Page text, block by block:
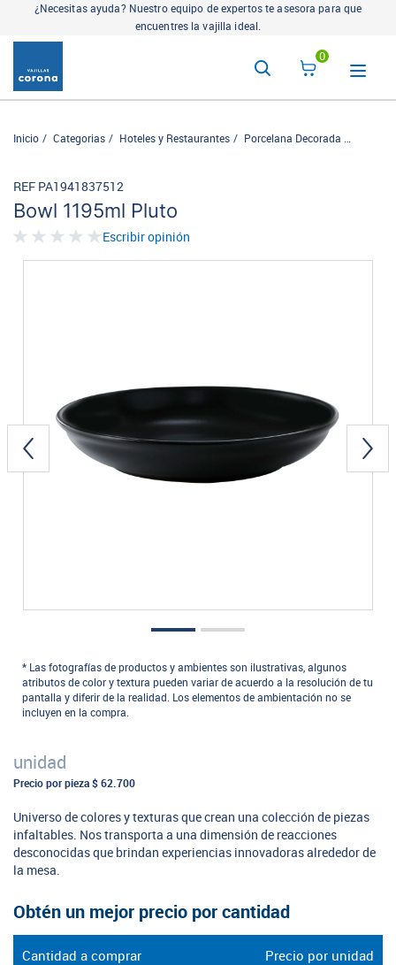
¿Necesitas ayuda? Nuestro equipo de expertos te asesora para que
encuentres la vajilla ideal.
0
Inicio Categorias Hoteles y Restaurantes Porcelana Decorada
Bowl 1195ml Pluto
REF PA1941837512
Escribir opinión
* Las fotografías de productos y ambientes son ilustrativas, algunos
atributos de color y textura pueden variar de acuerdo a la resolución de tu
pantalla y diferir de la realidad. Los elementos de ambientación no se
incluyen en la compra.
unidad
Precio por pieza $ 62.700
Universo de colores y texturas que crean una colección de piezas
infaltables. Nos transporta a una dimensión de reacciones
desconocidas que brindan experiencias innovadoras alrededor de
la mesa.
Obtén un mejor precio por cantidad
Cantidad a comprar Precio por unidad